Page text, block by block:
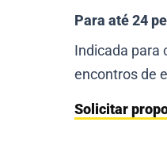
Para até 24
Indicada para
encontros de
Solicitar